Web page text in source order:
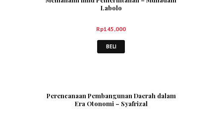
Labolo
Rp145,000
BELI
Perencanaan Pembangunan Daerah dalam
Era Otonomi – Syafrizal